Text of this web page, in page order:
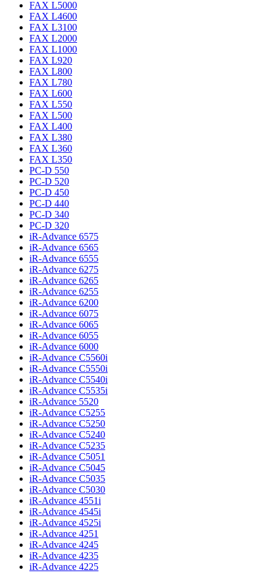
FAX L5000
FAX L4600
FAX L3100
FAX L2000
FAX L1000
FAX L920
FAX L800
FAX L780
FAX L600
FAX L550
FAX L500
FAX L400
FAX L380
FAX L360
FAX L350
PC-D 550
PC-D 520
PC-D 450
PC-D 440
PC-D 340
PC-D 320
iR-Advance 6575
iR-Advance 6565
iR-Advance 6555
iR-Advance 6275
iR-Advance 6265
iR-Advance 6255
iR-Advance 6200
iR-Advance 6075
iR-Advance 6065
iR-Advance 6055
iR-Advance 6000
iR-Advance C5560i
iR-Advance C5550i
iR-Advance C5540i
iR-Advance C5535i
iR-Advance 5520
iR-Advance C5255
iR-Advance C5250
iR-Advance C5240
iR-Advance C5235
iR-Advance C5051
iR-Advance C5045
iR-Advance C5035
iR-Advance C5030
iR-Advance 4551i
iR-Advance 4545i
iR-Advance 4525i
iR-Advance 4251
iR-Advance 4245
iR-Advance 4235
iR-Advance 4225